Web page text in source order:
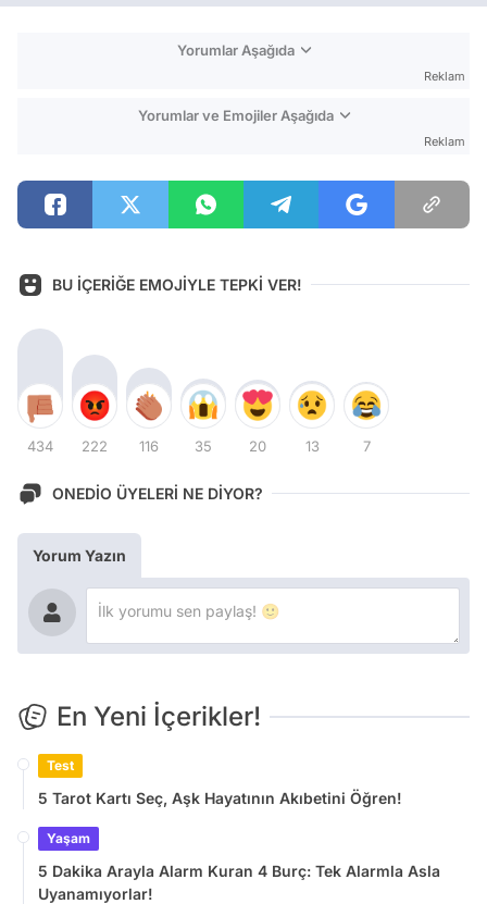
Yorumlar Aşağıda
Reklam
Yorumlar ve Emojiler Aşağıda
Reklam
BU İÇERİĞE EMOJİYLE TEPKİ VER!
434 222 116 35 20 13 7
ONEDİO ÜYELERİ NE DİYOR?
Yorum Yazın
En Yeni İçerikler!
Test
5 Tarot Kartı Seç, Aşk Hayatının Akıbetini Öğren!
Yaşam
5 Dakika Arayla Alarm Kuran 4 Burç: Tek Alarmla Asla
Uyanamıyorlar!